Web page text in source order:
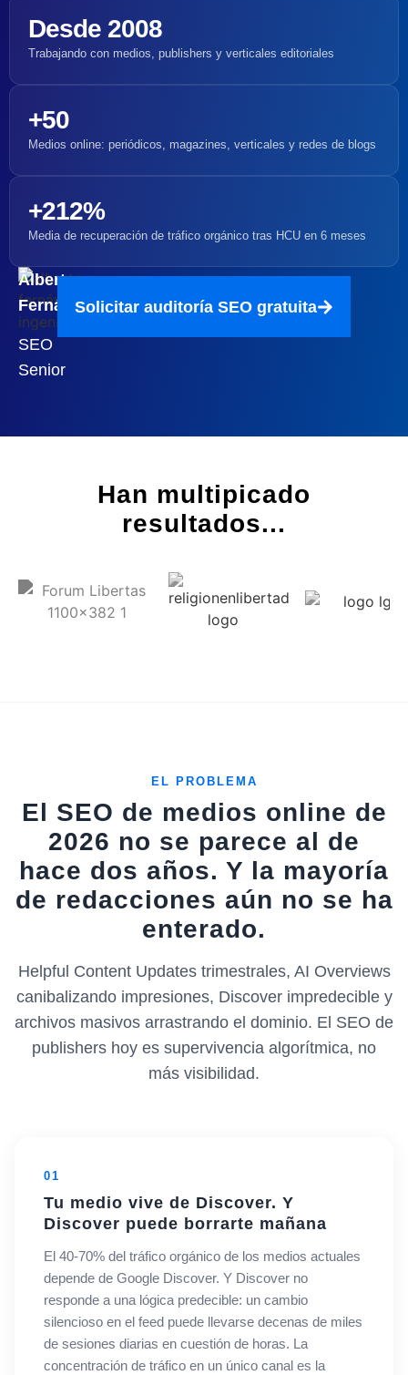
Desde 2008
Trabajando con medios, publishers y verticales editoriales
+50
Medios online: periódicos, magazines, verticales y redes de blogs
+212%
Media de recuperación de tráfico orgánico tras HCU en 6 meses
Alberto
Fernández
SEO
Senior
Solicitar auditoría SEO gratuita
Han multipicado
resultados...
EL PROBLEMA
El SEO de medios online de
2026 no se parece al de
hace dos años. Y la mayoría
de redacciones aún no se ha
enterado.
Helpful Content Updates trimestrales, AI Overviews
canibalizando impresiones, Discover impredecible y
archivos masivos arrastrando el dominio. El SEO de
publishers hoy es supervivencia algorítmica, no
más visibilidad.
01
Tu medio vive de Discover. Y
Discover puede borrarte mañana
El 40-70% del tráfico orgánico de los medios actuales
depende de Google Discover. Y Discover no
responde a una lógica predecible: un cambio
silencioso en el feed puede llevarse decenas de miles
de sesiones diarias en cuestión de horas. La
concentración de tráfico en un único canal es la